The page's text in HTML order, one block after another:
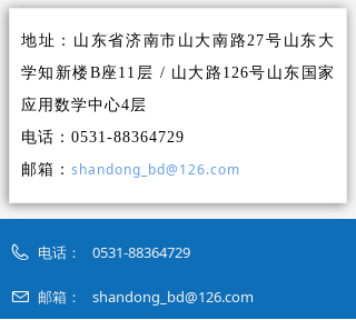
地址：山东省济南市山大南路27号山东大
学知新楼B座11层 / 山大路126号 山东国家
应用数学中心4层
电话：0531-88364729
邮箱： shandong_bd@126.com
电话： 0531-88364729
邮箱： shandong_bd@126.com